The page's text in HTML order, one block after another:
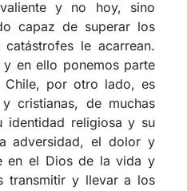
le acarrean.
en ello ponemos parte
Chile, por otro lado, es
cristianas, de muchas
identidad religiosa y su
adversidad, el dolor y
en el Dios de la vida y
transmitir y llevar a los